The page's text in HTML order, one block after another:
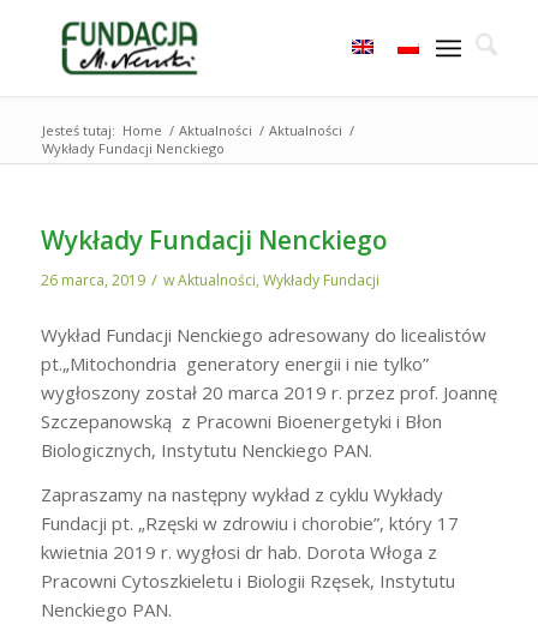
Jesteś tutaj: Home / Aktualności / Aktualności /
Wykłady Fundacji Nenckiego
Wykłady Fundacji Nenckiego
26 marca, 2019 / wAktualności,Wykłady Fundacji
Wykład Fundacji Nenckiego adresowany do licealistów
pt.„Mitochondria generatory energii i nie tylko”
wygłoszony został 20 marca 2019 r. przez prof. Joannę
Szczepanowską z Pracowni Bioenergetyki i Błon
Biologicznych, Instytutu Nenckiego PAN.
Zapraszamy na następny wykład z cyklu Wykłady
Fundacji pt. „Rzęski w zdrowiu i chorobie”, który 17
kwietnia 2019 r. wygłosi dr hab. Dorota Włoga z
Pracowni Cytoszkieletu i Biologii Rzęsek, Instytutu
Nenckiego PAN.